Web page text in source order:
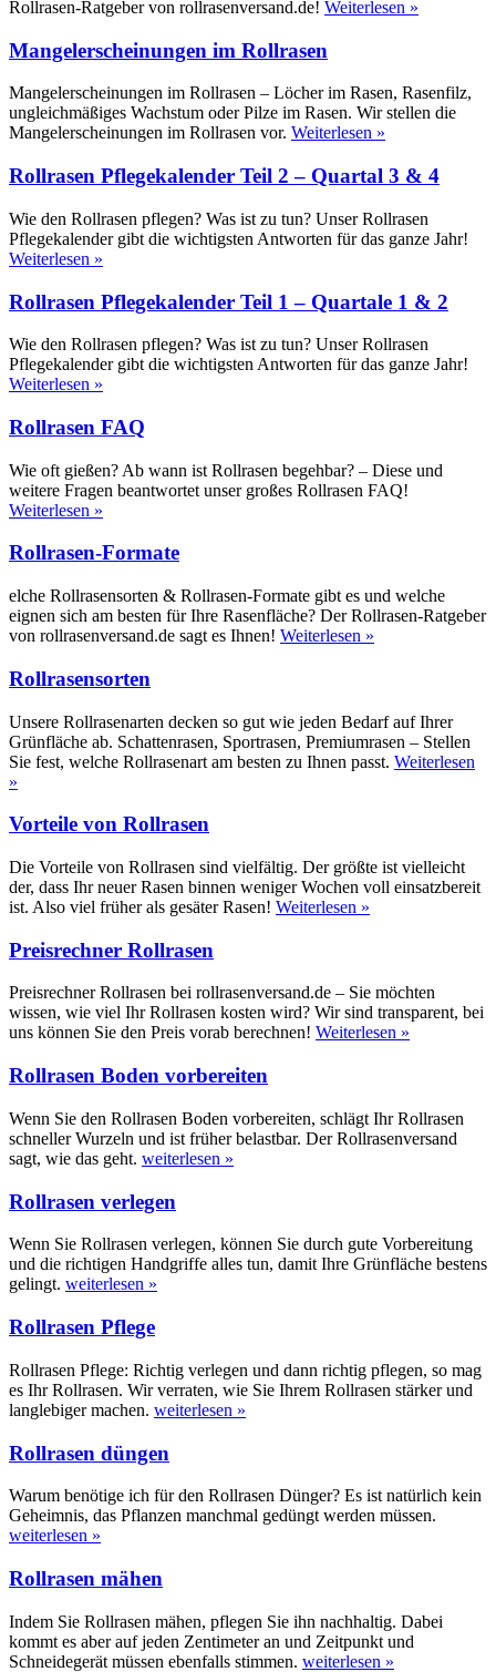
Rollrasen-Ratgeber von rollrasenversand.de! Weiterlesen »
Mangelerscheinungen im Rollrasen
Mangelerscheinungen im Rollrasen – Löcher im Rasen, Rasenfilz,
ungleichmäßiges Wachstum oder Pilze im Rasen. Wir stellen die
Mangelerscheinungen im Rollrasen vor. Weiterlesen »
Rollrasen Pflegekalender Teil 2 – Quartal 3 & 4
Wie den Rollrasen pflegen? Was ist zu tun? Unser Rollrasen
Pflegekalender gibt die wichtigsten Antworten für das ganze Jahr!
Weiterlesen »
Rollrasen Pflegekalender Teil 1 – Quartale 1 & 2
Wie den Rollrasen pflegen? Was ist zu tun? Unser Rollrasen
Pflegekalender gibt die wichtigsten Antworten für das ganze Jahr!
Weiterlesen »
Rollrasen FAQ
Wie oft gießen? Ab wann ist Rollrasen begehbar? – Diese und
weitere Fragen beantwortet unser großes Rollrasen FAQ!
Weiterlesen »
Rollrasen-Formate
elche Rollrasensorten & Rollrasen-Formate gibt es und welche
eignen sich am besten für Ihre Rasenfläche? Der Rollrasen-Ratgeber
von rollrasenversand.de sagt es Ihnen! Weiterlesen »
Rollrasensorten
Unsere Rollrasenarten decken so gut wie jeden Bedarf auf Ihrer
Grünfläche ab. Schattenrasen, Sportrasen, Premiumrasen – Stellen
Sie fest, welche Rollrasenart am besten zu Ihnen passt. Weiterlesen
»
Vorteile von Rollrasen
Die Vorteile von Rollrasen sind vielfältig. Der größte ist vielleicht
der, dass Ihr neuer Rasen binnen weniger Wochen voll einsatzbereit
ist. Also viel früher als gesäter Rasen! Weiterlesen »
Preisrechner Rollrasen
Preisrechner Rollrasen bei rollrasenversand.de – Sie möchten
wissen, wie viel Ihr Rollrasen kosten wird? Wir sind transparent, bei
uns können Sie den Preis vorab berechnen! Weiterlesen »
Rollrasen Boden vorbereiten
Wenn Sie den Rollrasen Boden vorbereiten, schlägt Ihr Rollrasen
schneller Wurzeln und ist früher belastbar. Der Rollrasenversand
sagt, wie das geht. weiterlesen »
Rollrasen verlegen
Wenn Sie Rollrasen verlegen, können Sie durch gute Vorbereitung
und die richtigen Handgriffe alles tun, damit Ihre Grünfläche bestens
gelingt. weiterlesen »
Rollrasen Pflege
Rollrasen Pflege: Richtig verlegen und dann richtig pflegen, so mag
es Ihr Rollrasen. Wir verraten, wie Sie Ihrem Rollrasen stärker und
langlebiger machen. weiterlesen »
Rollrasen düngen
Warum benötige ich für den Rollrasen Dünger? Es ist natürlich kein
Geheimnis, das Pflanzen manchmal gedüngt werden müssen.
weiterlesen »
Rollrasen mähen
Indem Sie Rollrasen mähen, pflegen Sie ihn nachhaltig. Dabei
kommt es aber auf jeden Zentimeter an und Zeitpunkt und
Schneidegerät müssen ebenfalls stimmen. weiterlesen »